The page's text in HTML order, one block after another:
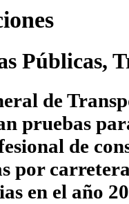
Públicas,
de
pruebas
de
por
en el año